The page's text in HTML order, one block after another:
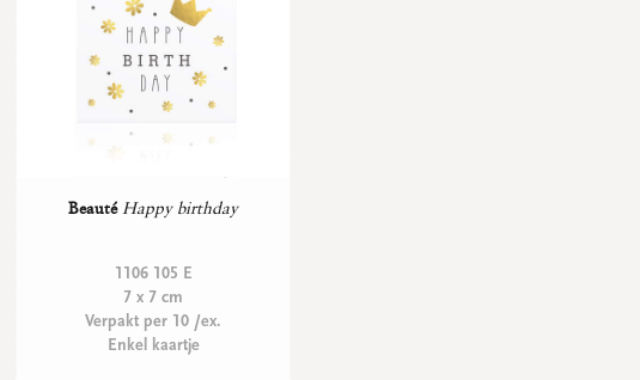
Beauté Happy birthday
1106 105 E
7 x 7 cm
Verpakt per 10 /ex.
Enkel kaartje